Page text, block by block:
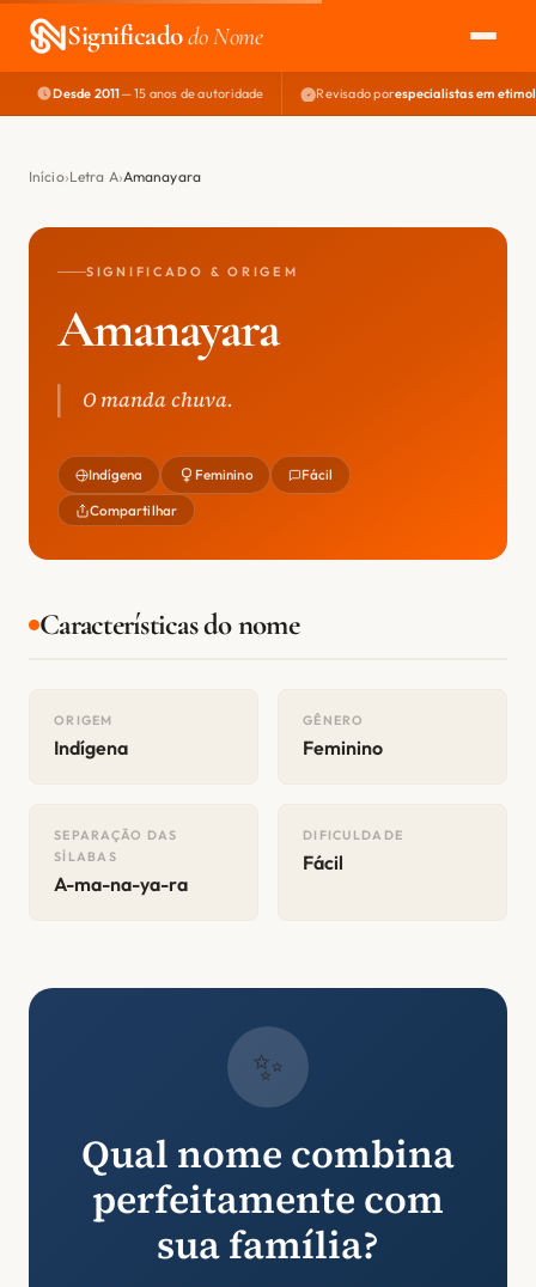
Significadodo Nome
EXPLORAR
NOME PERFEITO
Desde 2011— 15 anos de autoridade Revisado porespecialistas em
Início Letra A Amanayara
SIGNIFICADO & ORIGEM
Amanayara
O manda chuva.
Indígena Feminino Fácil
Compartilhar
Características do nome
ORIGEM
Indígena
GÊNERO
Feminino
SEPARAÇÃO DAS
SÍLABAS
A-ma-na-ya-ra
DIFICULDADE
Fácil
✨
Qual nome combina
perfeitamente com
sua família?